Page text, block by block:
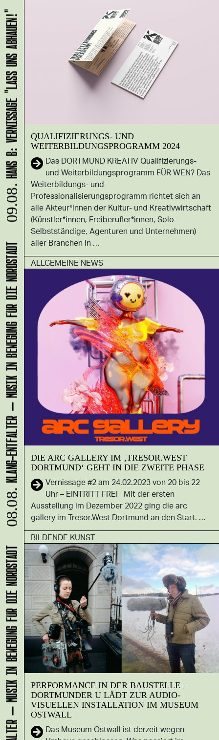
QUALIFIZIERUNGS- UND
WEITERBILDUNGSPROGRAMM 2024
Das DORTMUND KREATIV Qualifizierungs-
und Weiterbildungsprogramm FÜR WEN? Das
Weiterbildungs- und
Professionalisierungsprogramm richtet sich an
alle Akteur*innen der Kultur- und Kreativwirtschaft
(Künstler*innen, Freiberufler*innen, Solo-
Selbstständige, Agenturen und Unternehmen)
aller Branchen in …
ALLGEMEINE NEWS
DIE ARC GALLERY IM ‚TRESOR.WEST
DORTMUND‘ GEHT IN DIE ZWEITE PHASE
Vernissage #2 am 24.02.2023 von 20 bis 22
Uhr – EINTRITT FREI Mit der ersten
Ausstellung im Dezember 2022 ging die arc
gallery im Tresor.West Dortmund an den Start. …
BILDENDE KUNST
PERFORMANCE IN DER BAUSTELLE –
DORTMUNDER U LÄDT ZUR AUDIO-
VISUELLEN INSTALLATION IM MUSEUM
OSTWALL
Das Museum Ostwall ist derzeit wegen
KLANG-ENTFALTER – MUSIK IN BEWEGUNG FÜR DIE NORDSTADT
08.08.
KLANG-ENTFALTER – MUSIK IN BEWEGUNG FÜR DIE NORDSTADT
09.08.
HANS B: VERNISSAGE "LASS UNS ABHAUEN!"